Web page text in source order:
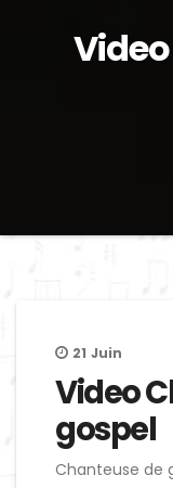
21 Juin
Video
gospel
Chanteuse de